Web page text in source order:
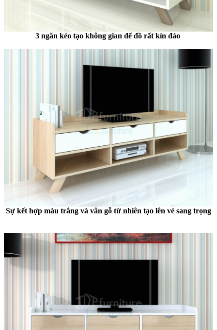
3 ngăn kéo tạo không gian để đồ rất kín đáo
Sự kết hợp màu trắng và vân gỗ từ nhiên tạo lên vẻ sang trọng